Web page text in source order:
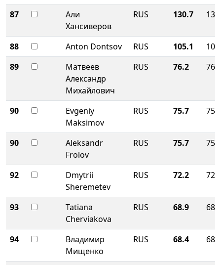
87
Али
Хансиверов
RUS 130.7
88 Anton Dontsov RUS 105.1
89
Матвеев
Александр
Михайлович
RUS 76.2 76.2
90
Evgeniy
Maksimov
RUS 75.7 75.7
90
Aleksandr
Frolov
RUS 75.7 75.7
92
Dmytrii
Sheremetev
RUS 72.2 72.2
93
Tatiana
Cherviakova
RUS 68.9 68.9
94
Владимир
Мищенко
RUS 68.4 68.4